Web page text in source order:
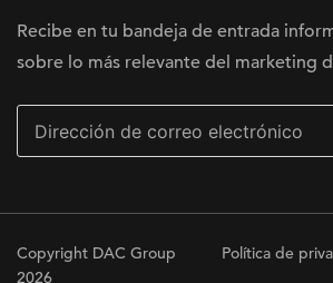
Recibe en tu bandeja de entrada
sobre lo más relevante del marketing
Copyright DAC Group
2026
Política de